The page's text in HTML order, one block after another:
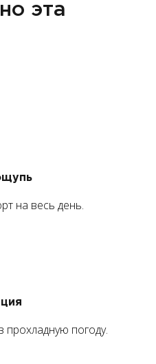
эта
на весь день.
прохладную погоду.